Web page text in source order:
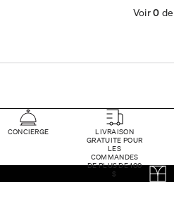
Voir0 de
CONCIERGE
LIVRAISON
GRATUITE POUR
LES
COMMANDES
DE PLUS DE 100
$